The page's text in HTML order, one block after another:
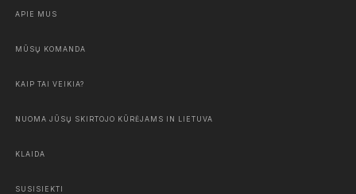
APIE MUS
MŪSŲ KOMANDA
KAIP TAI VEIKIA?
NUOMA JŪSŲ SKIRTOJO KŪRĖJAMS IN LIETUVA
KLAIDA
SUSISIEKTI